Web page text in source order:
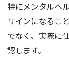
特にメンタルヘ
サインになるこ
でなく、実際に
認します。